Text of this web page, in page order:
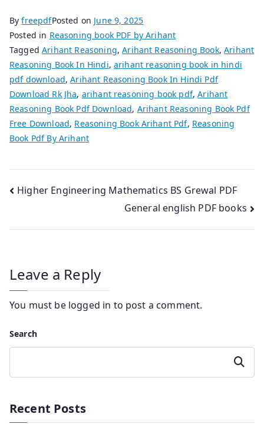
ByfreepdfPosted on June 9, 2025
Posted in Reasoning book PDF by Arihant
TaggedArihant Reasoning,Arihant Reasoning Book,Arihant
Reasoning Book In Hindi,arihant reasoning book in hindi
pdf download,Arihant Reasoning Book In Hindi Pdf
Download Rk Jha, arihant reasoning book pdf,Arihant
Reasoning Book Pdf Download, Arihant Reasoning Book Pdf
Free Download, Reasoning Book Arihant Pdf, Reasoning
Book Pdf By Arihant
Post
Higher Engineering Mathematics BS Grewal PDF
General english PDF books
Leave a Reply
You must be logged in to post a comment.
Search
Search
Recent Posts